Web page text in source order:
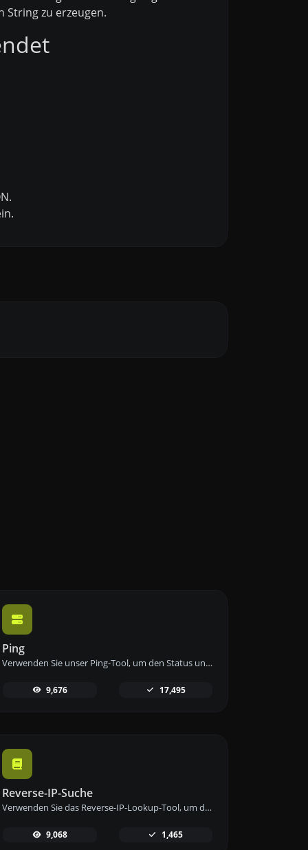
zu erzeugen.
Ping
Verwenden Sie unser Ping-Tool, um den Status und die Antwortzeit einer beliebigen Website, eines Servers oder Ports schnell und effizient zu überprüfen.
9,676 17,495
Reverse-IP-Suche
Verwenden Sie das Reverse-IP-Lookup-Tool, um die Domain oder den Host zu finden, der mit einer IP-Adresse verknüpft ist, schnell und einfach.
9,068 1,465